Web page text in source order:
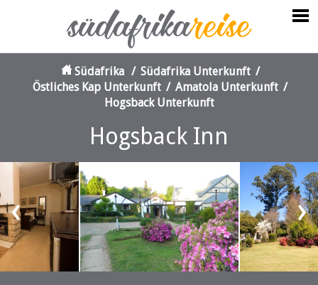
Südafrika / Südafrika Unterkunft /
Östliches Kap Unterkunft / Amatola Unterkunft /
Hogsback Unterkunft
Hogsback Inn
‹ ›